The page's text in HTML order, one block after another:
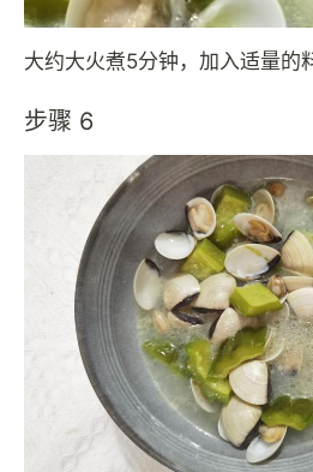
大约大火煮5分钟，加入适量的
步骤 6